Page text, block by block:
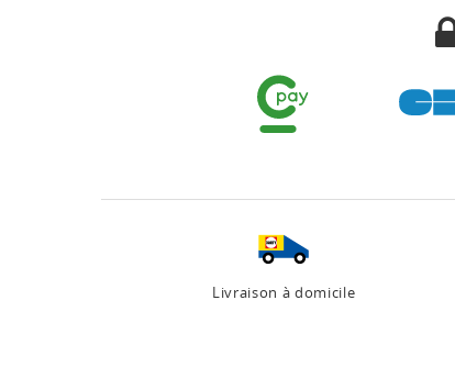
Livraison à domicile